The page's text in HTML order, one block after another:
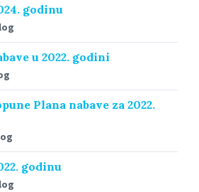
godinu
u 2022. godini
Plana nabave za 2022.
godinu